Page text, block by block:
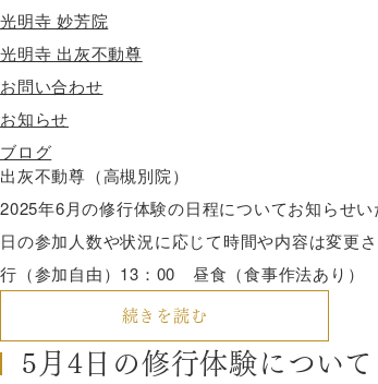
光明寺 妙芳院
光明寺 出灰不動尊
お問い合わせ
お知らせ
ブログ
6月1日の修行体験について
2025.05.26
出灰不動尊（高槻別院）
2025年6月の修行体験の日程についてお知らせ
日の参加人数や状況に応じて時間や内容は変
行（参加自由）13：00 昼食（食事作法あり）
続きを読む
5月4日の修行体験について